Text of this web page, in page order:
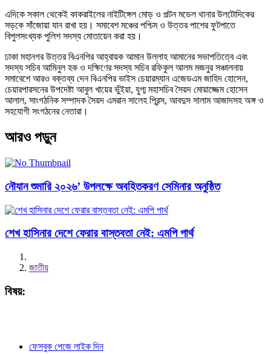
এদিকে সকাল থেকেই কাকরাইলের নাইটিঙ্গেল মোড় ও পল্টন মডেল থানার উলটোদিকের
সড়কে সাঁজোয়া যান রাখা হয়। সমাবেশ মঞ্চের পশ্চিম ও উত্তর পাশের ফুটপাতে
বিপুলসংখ্যক পুলিশ সদস্য মোতায়েন করা হয়।
ঢাকা মহানগর উত্তর বিএনপির আহ্বায়ক আমান উল্লাহ আমানের সভাপতিত্বে এবং
সদস্য সচিব আমিনুল হক ও দক্ষিণের সদস্য সচিব রফিকুল আলম মজনুর সঞ্চালনায়
সমাবেশে আরও বক্তব্য দেন বিএনপির ভাইস চেয়ারম্যান এজেডএম জাহিদ হোসেন,
চেয়ারপারসনের উপদেষ্টা আবুল খায়ের ভুঁইয়া, যুগ্ম মহাসচিব সৈয়দ মোয়াজ্জেম হোসেন
আলাল, সাংগঠনিক সম্পাদক সৈয়দ এমরান সালেহ প্রিন্স, আবদুস সালাম আজাদসহ অঙ্গ ও
সহযোগী সংগঠনের নেতারা।
আরও পড়ুন
নৌযান শুমারি ২০২৬’ উপলক্ষে অবহিতকরণ সেমিনার অনুষ্ঠিত
শেখ হাসিনার দেশে ফেরার বাস্তবতা নেই: এমপি পার্থ
জাতীয়
বিষয়:
ফেসবুক পেজে লাইক দিন